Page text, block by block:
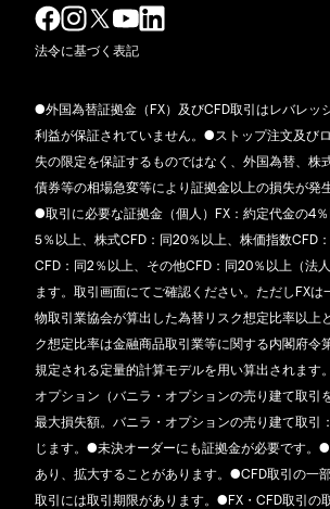
法令に基づく表記
●外国為替証拠金（FX）及びCFD取引はレバレッ
利益が保証されていません。●ストップ注文及び
失の限定を保証するものではなく、外国為替、株
債券等の相場急変等により証拠金以上の損失が発
●取引に必要な証拠金（個人）FX：約定代金の4
5％以上、株式CFD：同20％以上、株価指数CFD
CFD：同2％以上、その他CFD：同20％以上（法
ます。取引画面にてご確認ください。ただしFXは
物取引業協会が算出した為替リスク想定比率以上
ク想定比率は金融商品取引業等に関する内閣府令
規定される定量的計算モデルを用い算出されます
オプション（バニラ・オプションの売り建て取引
最大損失額。バニラ・オプションの売り建て取引
じます。●未決オーダーにも証拠金が必要です。
あり、拡大することがあります。●CFD取引の一
取引には取引期限があります。●FX・CFD取引の